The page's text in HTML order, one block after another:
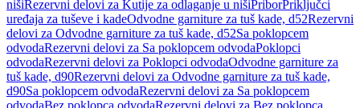
nišiRezervni delovi za Kutije za odlaganje u nišiPriborPriključci
uređaja za tuševe i kadeOdvodne garniture za tuš kade, d52Rezervni
delovi za Odvodne garniture za tuš kade, d52Sa poklopcem
odvodaRezervni delovi za Sa poklopcem odvodaPoklopci
odvodaRezervni delovi za Poklopci odvodaOdvodne garniture za
tuš kade, d90Rezervni delovi za Odvodne garniture za tuš kade,
d90Sa poklopcem odvodaRezervni delovi za Sa poklopcem
odvodaBez poklopca odvodaRezervni delovi za Bez poklopca